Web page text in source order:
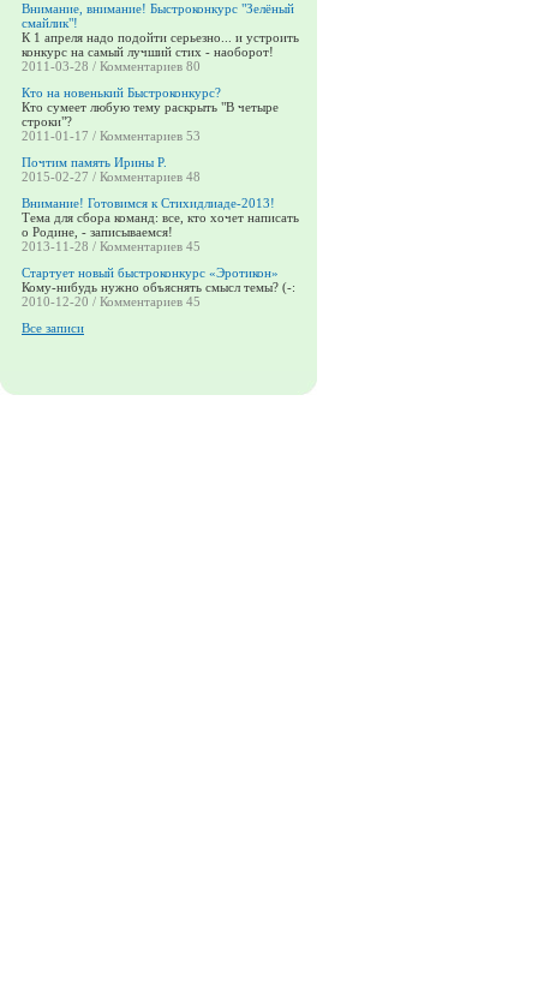
Внимание, внимание! Быстроконкурс "Зелёный
смайлик"!
К 1 апреля надо подойти серьезно... и устроить
конкурс на самый лучший стих - наоборот!
2011-03-28 / Комментариев 80
Кто на новенький Быстроконкурс?
Кто сумеет любую тему раскрыть "В четыре
строки"?
2011-01-17 / Комментариев 53
Почтим память Ирины Р.
2015-02-27 / Комментариев 48
Внимание! Готовимся к Стихидлиаде-2013!
Тема для сбора команд: все, кто хочет написать
о Родине, - записываемся!
2013-11-28 / Комментариев 45
Стартует новый быстроконкурс «Эротикон»
Кому-нибудь нужно объяснять смысл темы? (-:
2010-12-20 / Комментариев 45
Все записи